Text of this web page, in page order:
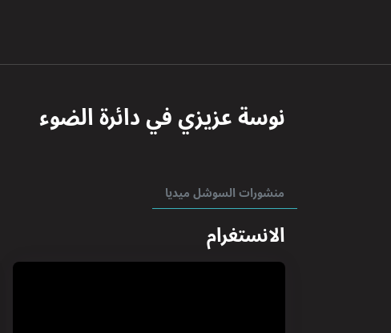
نوسة عزيزيفي دائرة الضوء
منشورات السوشل ميديا
الانستغرام